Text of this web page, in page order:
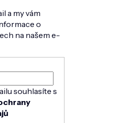
a my vám
o
na našem e-
souhlasíte s